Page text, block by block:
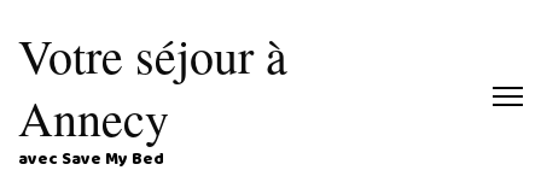
Votre séjour à
Annecy
avec Save My Bed